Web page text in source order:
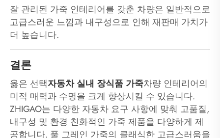
잘 관리된 가죽 인테리어를 갖춘 차량은 일반적으로
고급스러운 느낌과 내구성으로 인해 재판매 가치가
더 높습니다.
결론
옳은 선택자동차 실내 장식품 가죽차량 인테리어의
미적 매력과 수명을 크게 향상시킬 수 있습니다.
ZHIGAO는 다양한 자동차 요구 사항에 맞춰 고품질,
내구성 및 환경 친화적인 가죽 제품을 다양하게 제
공합니다. 풀 그레인 가죽의 클래식한 고급스러움을